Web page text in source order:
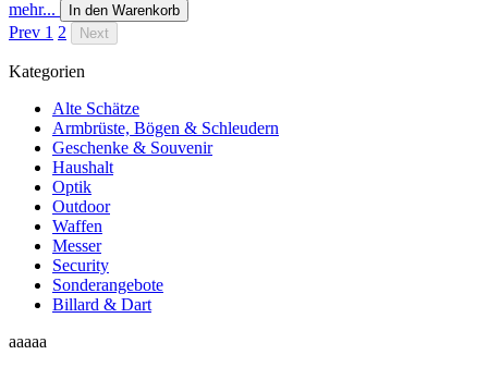
mehr... In den Warenkorb
Prev 1 2 Next
Kategorien
Alte Schätze
Armbrüste, Bögen & Schleudern
Geschenke & Souvenir
Haushalt
Optik
Outdoor
Waffen
Messer
Security
Sonderangebote
Billard & Dart
aaaaa